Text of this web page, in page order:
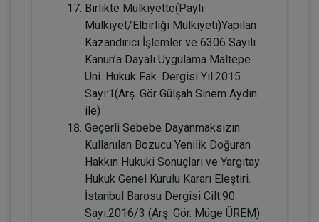
Evlilik Hukuku - IV. Medeni Hukuk
Kongresi - II. Oturum
360 TL Sepete Ekle
Tüketici Hukuku Enstitüsü
Birlikte Mülkiyette(Paylı
Mülkiyet/Elbirliği Mülkiyeti)Yapılan
Kazandırıcı İşlemler ve 6306 Sayılı
Kanun’a Dayalı Uygulama Maltepe
Üni. Hukuk Fak. Dergisi Yıl:2015
Sayı:1(Arş. Gör Gülşah Sinem Aydın
ile)
Geçerli Sebebe Dayanmaksızın
Kullanılan Bozucu Yenilik Doğuran
Hakkın Hukuki Sonuçları ve Yargıtay
Hukuk Genel Kurulu Kararı Eleştiri.
İstanbul Barosu Dergisi Cilt:90
Sayı:2016/3 (Arş. Gör. Müge ÜREM)